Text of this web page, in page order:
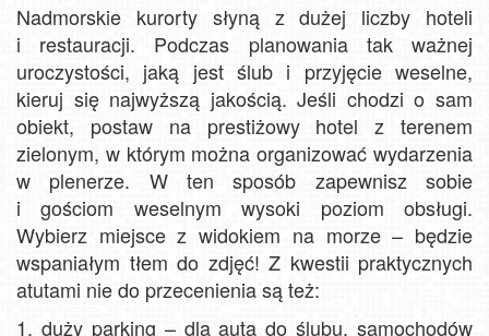
Nadmorskie kurorty słyną z dużej liczby hoteli
i restauracji. Podczas planowania tak ważnej
uroczystości, jaką jest ślub i przyjęcie weselne,
kieruj się najwyższą jakością. Jeśli chodzi o sam
obiekt, postaw na prestiżowy hotel z terenem
zielonym, w którym można organizować wydarzenia
w plenerze. W ten sposób zapewnisz sobie
i gościom weselnym wysoki poziom obsługi.
Wybierz miejsce z widokiem na morze – będzie
wspaniałym tłem do zdjęć! Z kwestii praktycznych
atutami nie do przecenienia są też:
1. duży parking – dla auta do ślubu, samochodów